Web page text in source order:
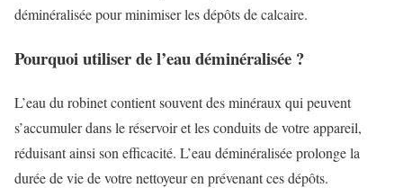
déminéralisée pour minimiser les dépôts de calcaire.
Pourquoi utiliser de l’eau déminéralisée ?
L’eau du robinet contient souvent des minéraux qui peuvent
s’accumuler dans le réservoir et les conduits de votre appareil,
réduisant ainsi son efficacité. L’eau déminéralisée prolonge la
durée de vie de votre nettoyeur en prévenant ces dépôts.